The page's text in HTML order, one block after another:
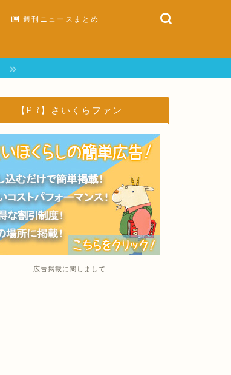
週刊ニュースまとめ
【PR】さいくらファン
広告掲載に関しまして